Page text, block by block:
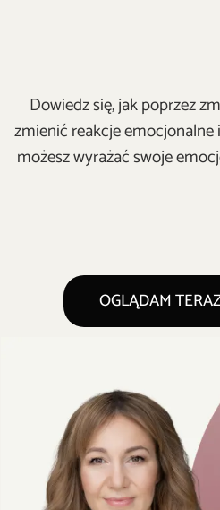
Dowiedz się, jak poprzez
zmienić reakcje emocjonalne
możesz wyrażać swoje
OGLĄDAM